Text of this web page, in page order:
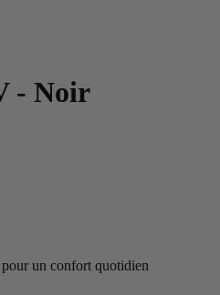
- Noir
un confort quotidien